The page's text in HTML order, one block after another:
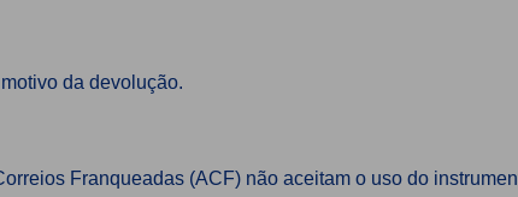
da devolução.
Franqueadas (ACF) não aceitam o uso do